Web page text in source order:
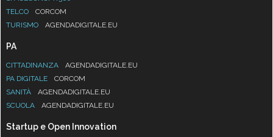
TELCO
CORCOM
TURISMO
AGENDADIGITALE.EU
PA
CITTADINANZA
AGENDADIGITALE.EU
PA DIGITALE
CORCOM
SANITÀ
AGENDADIGITALE.EU
SCUOLA
AGENDADIGITALE.EU
Startup e Open Innovation